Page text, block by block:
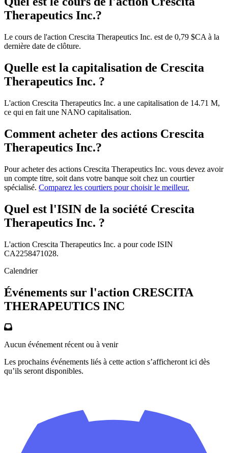
Therapeutics Inc.?
Le cours de l'action Crescita Therapeutics Inc. est de 0,79 $CA à la
dernière date de clôture.
Quelle est la capitalisation de Crescita
Therapeutics Inc. ?
L'action Crescita Therapeutics Inc. a une capitalisation de 14.71 M,
ce qui en fait une NANO capitalisation.
Comment acheter des actions Crescita
Therapeutics Inc.?
Pour acheter des actions Crescita Therapeutics Inc. vous devez avoir
un compte titre, soit dans votre banque soit chez un courtier
spécialisé. Comparez les courtiers pour choisir le meilleur.
Quel est l'ISIN de la société Crescita
Therapeutics Inc. ?
L'action Crescita Therapeutics Inc. a pour code ISIN
CA2258471028.
Calendrier
Événements sur l'action CRESCITA
THERAPEUTICS INC
Aucun événement récent ou à venir
Les prochains événements liés à cette action s’afficheront ici dès
qu’ils seront disponibles.